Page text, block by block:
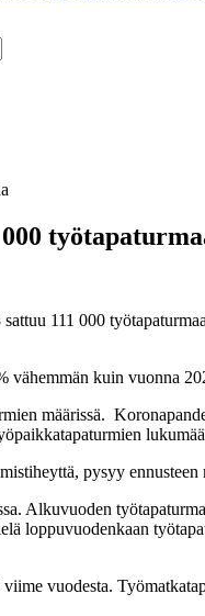
111 000
vähemmän kuin vuonna
määrissä.
pysyy
Alkuvuoden
loppuvuodenkaan
vuodesta.